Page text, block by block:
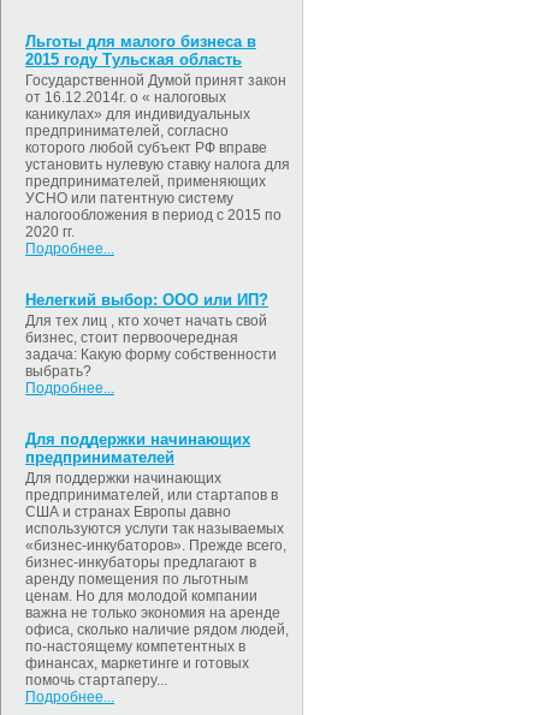
Льготы для малого бизнеса в
2015 году Тульская область
Государственной Думой принят закон
от 16.12.2014г. о « налоговых
каникулах» для индивидуальных
предпринимателей, согласно
которого любой субъект РФ вправе
установить нулевую ставку налога для
предпринимателей, применяющих
УСНО или патентную систему
налогообложения в период с 2015 по
2020 гг.
Подробнее...
Нелегкий выбор: ООО или ИП?
Для тех лиц , кто хочет начать свой
бизнес, стоит первоочередная
задача: Какую форму собственности
выбрать?
Подробнее...
Для поддержки начинающих
предпринимателей
Для поддержки начинающих
предпринимателей, или стартапов в
США и странах Европы давно
используются услуги так называемых
«бизнес-инкубаторов». Прежде всего,
бизнес-инкубаторы предлагают в
аренду помещения по льготным
ценам. Но для молодой компании
важна не только экономия на аренде
офиса, сколько наличие рядом людей,
по-настоящему компетентных в
финансах, маркетинге и готовых
помочь стартаперу...
Подробнее...